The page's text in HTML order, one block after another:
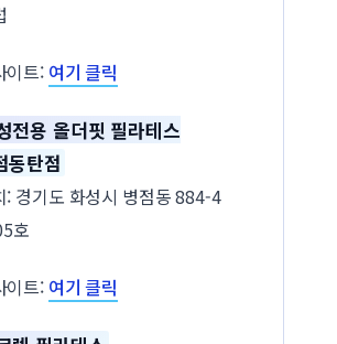
이트: 여기 클릭
전용 올더핏 필라테스
동탄점
: 경기도 화성시 병점동 884-4
호
이트: 여기 클릭